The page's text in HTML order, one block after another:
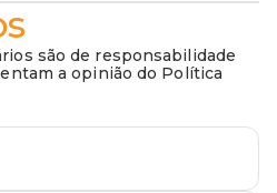
são de responsabilidade
a opinião do Política